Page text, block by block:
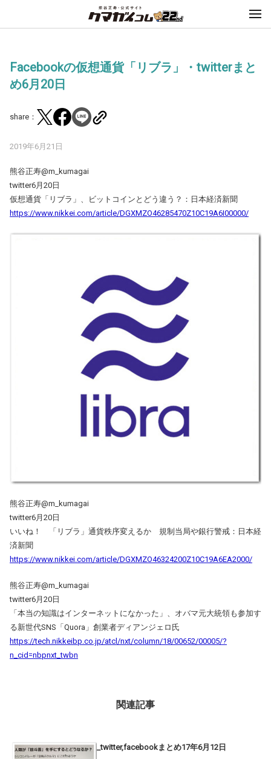
Facebookの仮想通貨「リブラ」・twitterまと
め6月20日
share：
2019年6月21日
熊谷正寿@m_kumagai
twitter6月20日
仮想通貨「リブラ」、ビットコインとどう違う？：日本経済新聞
https://www.nikkei.com/article/DGXMZO46285470Z10C19A6I00000/
熊谷正寿@m_kumagai
twitter6月20日
いいね！ 「リブラ」通貨秩序変えるか 規制当局や銀行警戒：日本経
済新聞
https://www.nikkei.com/article/DGXMZO46324200Z10C19A6EA2000/
熊谷正寿@m_kumagai
twitter6月20日
「本当の知識はインターネットになかった」、オバマ元大統領も参加す
る新世代SNS「Quora」創業者ディアンジェロ氏
https://tech.nikkeibp.co.jp/atcl/nxt/column/18/00652/00005/?
n_cid=nbpnxt_twbn
関連記事
_twitter,facebookまとめ17年6月12日